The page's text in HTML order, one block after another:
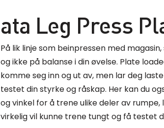
ata Leg Press
På lik linje som beinpressen med
og ikke på balanse i din øvelse. Plate
komme seg inn og ut av, men lar deg
testet din styrke og råskap. Her kan du
og vinkel for å trene ulike deler av
virkelig vil kunne trene tungt og få testet